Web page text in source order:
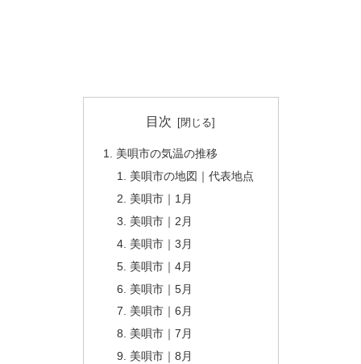
目次
美唄市の気温の推移
美唄市の地図｜代表地点
美唄市｜1月
美唄市｜2月
美唄市｜3月
美唄市｜4月
美唄市｜5月
美唄市｜6月
美唄市｜7月
美唄市｜8月